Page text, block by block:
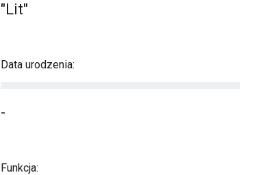
"Lit"
Data urodzenia:
-
Funkcja: